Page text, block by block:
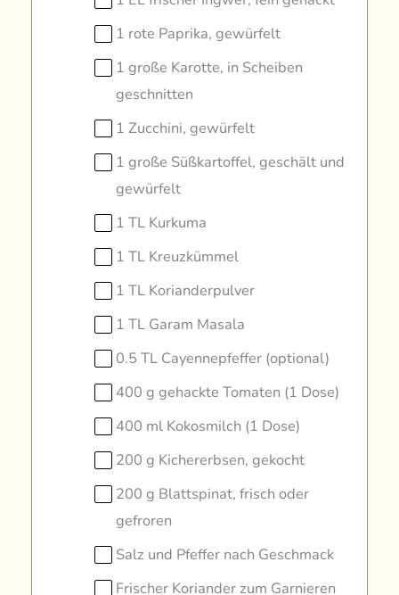
1 rote Paprika, gewürfelt
1 große Karotte, in Scheiben
geschnitten
1 Zucchini, gewürfelt
1 große Süßkartoffel, geschält und
gewürfelt
1 TL Kurkuma
1 TL Kreuzkümmel
1 TL Korianderpulver
1 TL Garam Masala
0.5 TL Cayennepfeffer (optional)
400 g gehackte Tomaten (1 Dose)
400 ml Kokosmilch (1 Dose)
200 g Kichererbsen, gekocht
200 g Blattspinat, frisch oder
gefroren
Salz und Pfeffer nach Geschmack
Frischer Koriander zum Garnieren